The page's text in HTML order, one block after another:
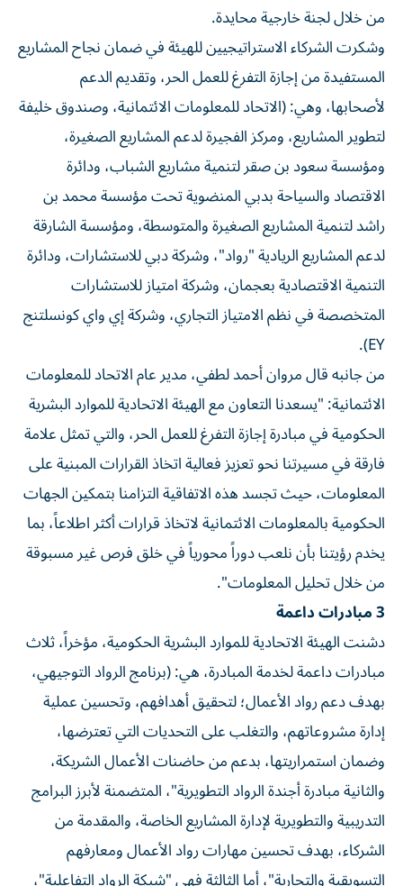
من خلال لجنة خارجية محايدة.
وشكرت الشركاء الاستراتيجيين للهيئة في ضمان نجاح المشاريع
المستفيدة من إجازة التفرغ للعمل الحر، وتقديم الدعم
لأصحابها، وهي: (الاتحاد للمعلومات الائتمانية، وصندوق خليفة
لتطوير المشاريع، ومركز الفجيرة لدعم المشاريع الصغيرة،
ومؤسسة سعود بن صقر لتنمية مشاريع الشباب، ودائرة
الاقتصاد والسياحة بدبي المنضوية تحت مؤسسة محمد بن
راشد لتنمية المشاريع الصغيرة والمتوسطة، ومؤسسة الشارقة
لدعم المشاريع الريادية "رواد"، وشركة دبي للاستشارات، ودائرة
التنمية الاقتصادية بعجمان، وشركة امتياز للاستشارات
المتخصصة في نظم الامتياز التجاري، وشركة إي واي كونسلتنج
EY).
من جانبه قال مروان أحمد لطفي، مدير عام الاتحاد للمعلومات
الائتمانية: "يسعدنا التعاون مع الهيئة الاتحادية للموارد البشرية
الحكومية في مبادرة إجازة التفرغ للعمل الحر، والتي تمثل علامة
فارقة في مسيرتنا نحو تعزيز فعالية اتخاذ القرارات المبنية على
المعلومات، حيث تجسد هذه الاتفاقية التزامنا بتمكين الجهات
الحكومية بالمعلومات الائتمانية لاتخاذ قرارات أكثر اطلاعاً، بما
يخدم رؤيتنا بأن نلعب دوراً محورياً في خلق فرص غير مسبوقة
من خلال تحليل المعلومات".
3 مبادرات داعمة
دشنت الهيئة الاتحادية للموارد البشرية الحكومية، مؤخراً، ثلاث
مبادرات داعمة لخدمة المبادرة، هي: (برنامج الرواد التوجيهي،
بهدف دعم رواد الأعمال؛ لتحقيق أهدافهم، وتحسين عملية
إدارة مشروعاتهم، والتغلب على التحديات التي تعترضها،
وضمان استمراريتها، بدعم من حاضنات الأعمال الشريكة،
والثانية مبادرة أجندة الرواد التطويرية"، المتضمنة لأبرز البرامج
التدريبية والتطويرية لإدارة المشاريع الخاصة، والمقدمة من
الشركاء، بهدف تحسين مهارات رواد الأعمال ومعارفهم